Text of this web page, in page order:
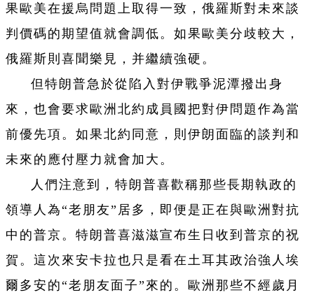
果歐美在援烏問題上取得一致，俄羅斯對未來談
判價碼的期望值就會調低。如果歐美分歧較大，
俄羅斯則喜聞樂見，并繼續強硬。
但特朗普急於從陷入對伊戰爭泥潭撥出身
來，也會要求歐洲北約成員國把對伊問題作為當
前優先項。如果北約同意，則伊朗面臨的談判和
未來的應付壓力就會加大。
人們注意到，特朗普喜歡稱那些長期執政的
領導人為“老朋友”居多，即便是正在與歐洲對抗
中的普京。特朗普喜滋滋宣布生日收到普京的祝
賀。這次來安卡拉也只是看在土耳其政治強人埃
爾多安的“老朋友面子”來的。歐洲那些不經歲月